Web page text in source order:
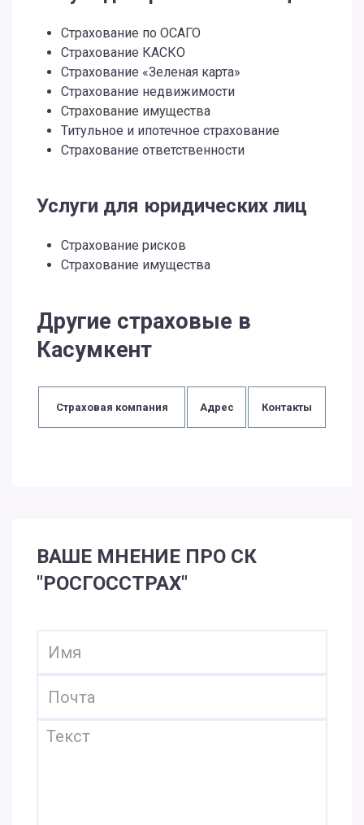
Страхование по ОСАГО
Страхование КАСКО
Страхование «Зеленая карта»
Страхование недвижимости
Страхование имущества
Титульное и ипотечное страхование
Страхование ответственности
Услуги для юридических лиц
Страхование рисков
Страхование имущества
Другие страховые в
Касумкент
Страховая компания Адрес Контакты
ВАШЕ МНЕНИЕ ПРО СК
"РОСГОССТРАХ"